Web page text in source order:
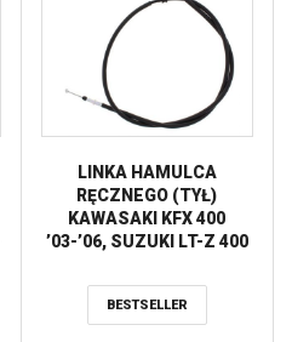
LINKA HAMULCA
RĘCZNEGO (TYŁ)
KAWASAKI KFX 400
’03-’06, SUZUKI LT-Z 400
BESTSELLER